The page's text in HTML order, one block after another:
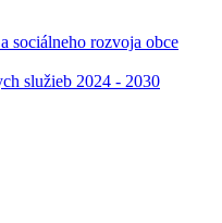
sociálneho rozvoja obce
služieb 2024 - 2030